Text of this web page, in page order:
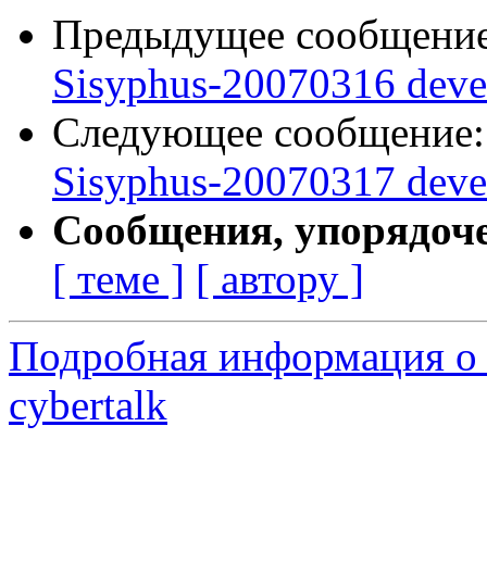
Предыдущее
Sisyphus-20070316
Следующее
Sisyphus-20070317
Сообщения,
[ теме ] [ автору ]
Подробная информация о
cybertalk